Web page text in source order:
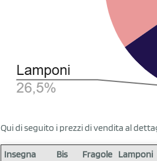
Qui di seguito i prezzi di vendita al
Insegna Bis Fragole Lamponi